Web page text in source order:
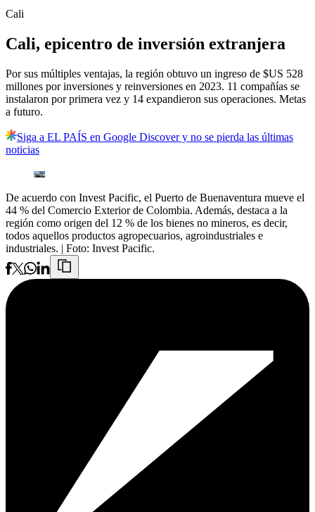
Cali
Cali, epicentro de inversión extranjera
Por sus múltiples ventajas, la región obtuvo un ingreso de $US 528
millones por inversiones y reinversiones en 2023. 11 compañías se
instalaron por primera vez y 14 expandieron sus operaciones. Metas
a futuro.
Siga a EL PAÍS en Google Discover y no se pierda las últimas
noticias
De acuerdo con Invest Pacific, el Puerto de Buenaventura mueve el
44 % del Comercio Exterior de Colombia. Además, destaca a la
región como origen del 12 % de los bienes no mineros, es decir,
todos aquellos productos agropecuarios, agroindustriales e
industriales. | Foto: Invest Pacific.